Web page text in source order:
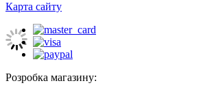
Карта сайту
Розробка магазину: